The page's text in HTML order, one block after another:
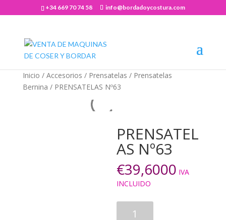
+34 669 70 74 58 info@bordadoycostura.com
Inicio / Accesorios / Prensatelas / Prensatelas
Bernina / PRENSATELAS Nº63
PRENSATEL
AS Nº63
€39,6000 IVA
INCLUIDO
Abrir barra de herramientas